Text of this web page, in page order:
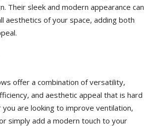
Their sleek and modern appearance can
aesthetics of your space, adding both
offer a combination of versatility,
and aesthetic appeal that is hard
are looking to improve ventilation,
simply add a modern touch to your